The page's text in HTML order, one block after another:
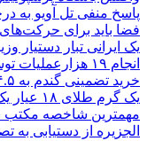
پاسخ منفی تل آویو
فضا باید برای
یک ایرانی تبار دستیار
انجام ۱۹ هزارعملیات توسط اورژانس کرمانشاه/آمار بالای مزاحمت تلفنی
خرید تضمینی گندم به ۴.۵ میلیون تن رسید
یک گرم طلای ۱۸ عیار یک میلیون و ۲۱۰ هزار تومان معامله شد
مهمترین شاخصه مکتب
الجزیره از دستیابی به